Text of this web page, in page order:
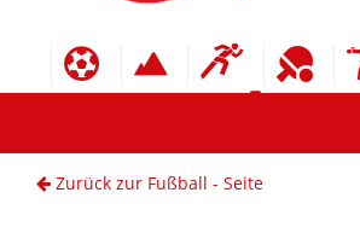
Zurück zur Fußball - Seite